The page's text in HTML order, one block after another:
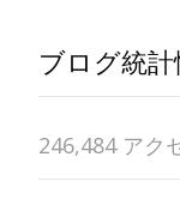
ブログ統計
246,484 アク